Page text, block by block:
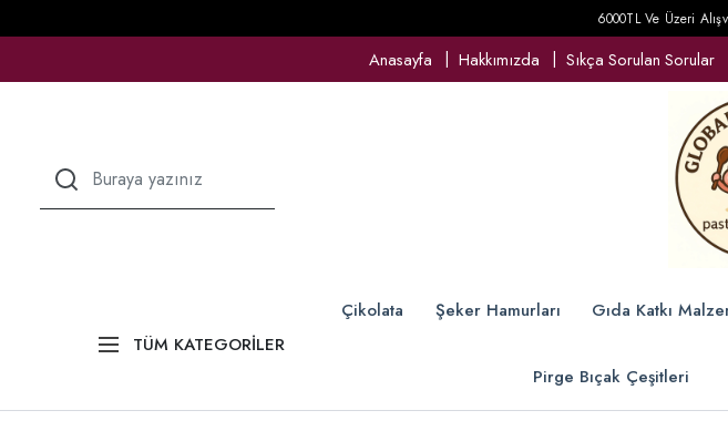
6000TL Ve Üzeri
Anasayfa Hakkımızda Sıkça Sorulan Sorular
TÜM KATEGORİLER
Çikolata Şeker Hamurları Gıda Katkı
Pirge Bıçak Çeşitleri